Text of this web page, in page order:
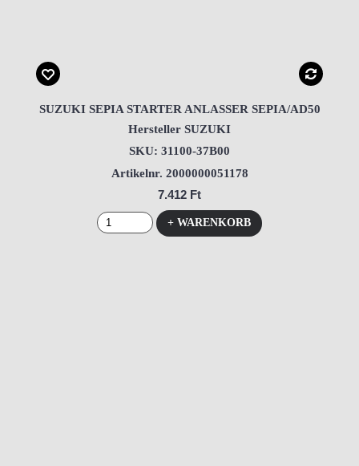
SUZUKI SEPIA STARTER ANLASSER SEPIA/AD50
Hersteller SUZUKI
SKU: 31100-37B00
Artikelnr. 2000000051178
7.412 Ft
+ WARENKORB